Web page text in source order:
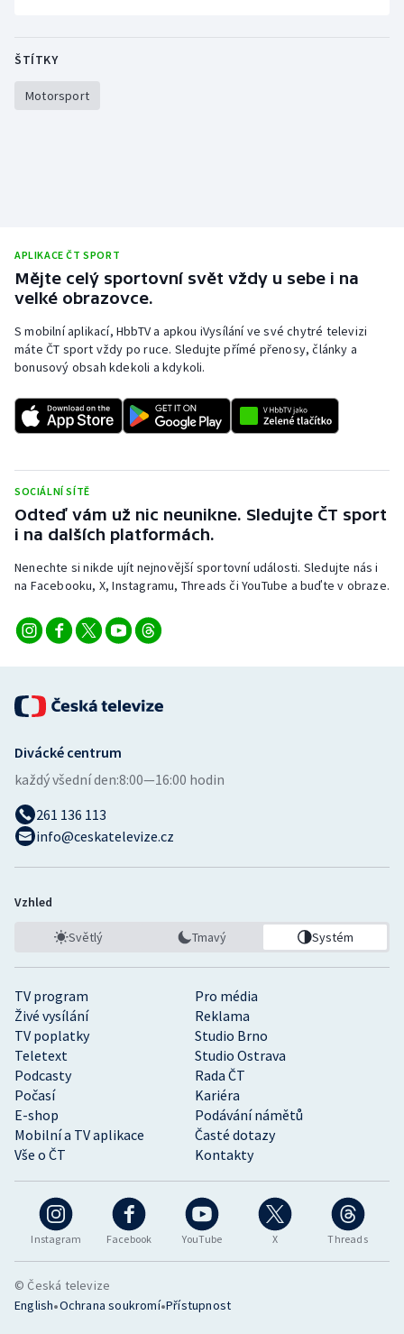
Moderní pětiboj
Motorsport
Plážový volejbal
Ragby
Rychlobruslení
Rychlostní kanoistika
Sportovní střelba
Stolní tenis
Triatlon
Veslování
Vodní slalom
Volejbal
Ostatní
ŠTÍTKY
Motorsport
APLIKACE ČT SPORT
Mějte celý sportovní svět vždy u sebe i na
velké obrazovce.
S mobilní aplikací, HbbTV a apkou iVysílání ve své chytré televizi
máte ČT sport vždy po ruce. Sledujte přímé přenosy, články a
bonusový obsah kdekoli a kdykoli.
SOCIÁLNÍ SÍTĚ
Odteď vám už nic neunikne. Sledujte ČT sport
i na dalších platformách.
Nenechte si nikde ujít nejnovější sportovní události. Sledujte nás i
na Facebooku, X, Instagramu, Threads či YouTube a buďte v obraze.
Instagram Facebook YouTube X Threads
TV program
Pro média
Živé vysílání
Reklama
TV poplatky
Studio Brno
Teletext
Studio Ostrava
Podcasty
Rada ČT
Počasí
Kariéra
E-shop
Podávání námětů
Mobilní a TV aplikace
Časté dotazy
Vše o ČT
Kontakty
Divácké centrum
každý všední den:8:00—16:00 hodin
261 136 113
info@ceskatelevize.cz
Vzhled
Světlý Tmavý Systém
© Česká televize
English•Ochrana soukromí•Přístupnost